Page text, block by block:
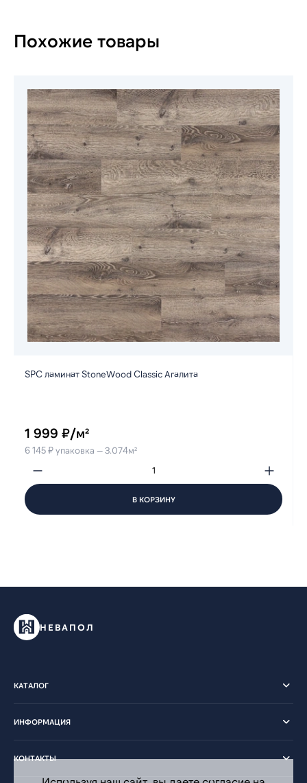
Похожие товары
SPC ламинат StoneWood Classic Агалита
1 999 ₽/м²
6 145 ₽ упаковка — 3.074м²
В КОРЗИНУ
НЕВАПОЛ
КАТАЛОГ
ИНФОРМАЦИЯ
КОНТАКТЫ